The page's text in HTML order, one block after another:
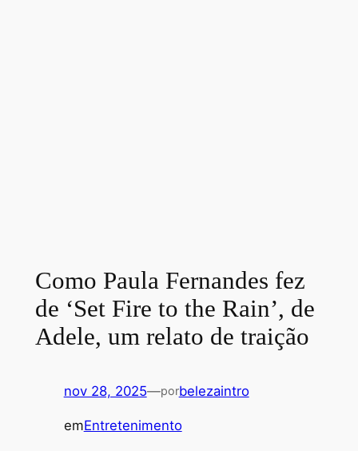
Como Paula Fernandes fez
de ‘Set Fire to the Rain’, de
Adele, um relato de traição
nov 28, 2025—porbelezaintro
emEntretenimento